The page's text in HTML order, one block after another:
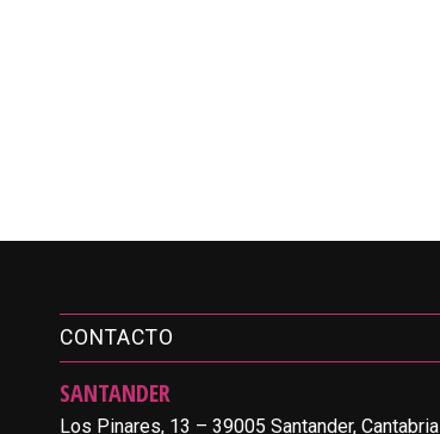
CONTACTO
SANTANDER
Los Pinares, 13 – 39005 Santander, Cantabria